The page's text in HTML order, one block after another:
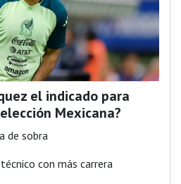
el indicado para
Mexicana?
de sobra
con más carrera